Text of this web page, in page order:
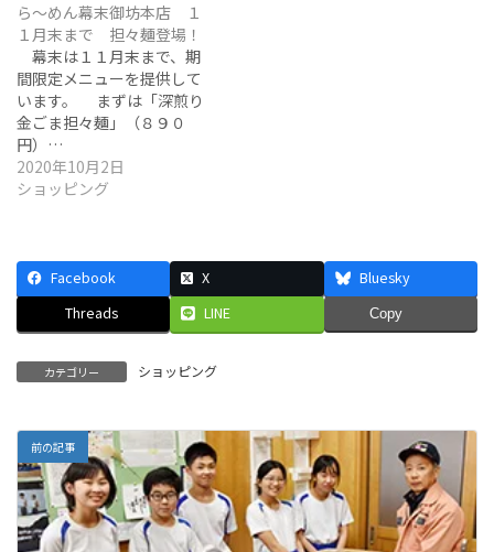
ら～めん幕末御坊本店 １
１月末まで 担々麺登場！
幕末は１１月末まで、期
間限定メニューを提供して
います。 まずは「深煎り
金ごま担々麺」（８９０
円）…
2020年10月2日
ショッピング
Facebook X
Bluesky
Threads
LINE Copy
カテゴリー ショッピング
前の記事